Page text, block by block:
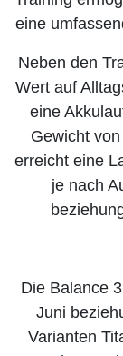
eine
Neben den
Wert auf
eine
Gewicht
erreicht eine
je nach
Die Balance
Juni
Varianten